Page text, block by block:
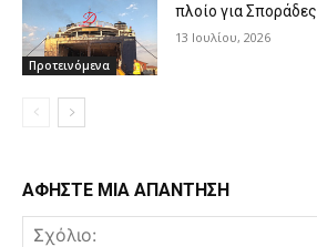
Προτεινόμενα
πλοίο για Σποράδες
13 Ιουλίου, 2026
ΑΦΗΣΤΕ ΜΙΑ ΑΠΑΝΤΗΣΗ